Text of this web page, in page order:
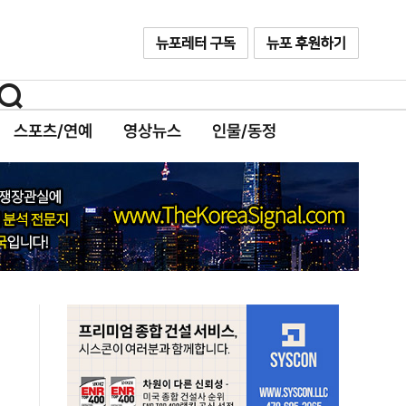
스포츠/연예 영상뉴스 인물/동정